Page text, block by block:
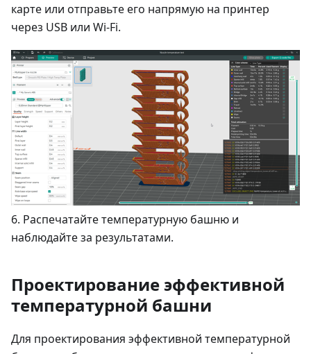
карте или отправьте его напрямую на принтер
через USB или Wi-Fi.
6. Распечатайте температурную башню и
наблюдайте за результатами.
Проектирование эффективной
температурной башни
Для проектирования эффективной температурной